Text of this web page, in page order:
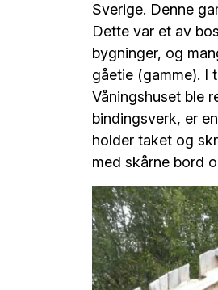
Sverige. Denne
Dette var et av
bygninger, og
gåetie (gamme). I
Våningshuset ble
bindingsverk, er
holder taket og
med skårne bord